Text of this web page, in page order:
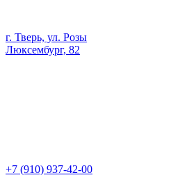
г. Тверь, ул. Розы
Люксембург, 82
+7 (910) 937-42-00